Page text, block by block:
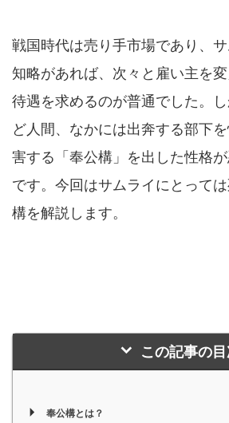
戦国時代は売り手市場であり、
知略があれば、次々と雇い主を
待遇を求めるのが普通でした。
ど人間、なかには出奔する部下
害する「奉公構」を出した性格
です。今回はサムライにとって
構を解説します。
この記事の
奉公構とは？